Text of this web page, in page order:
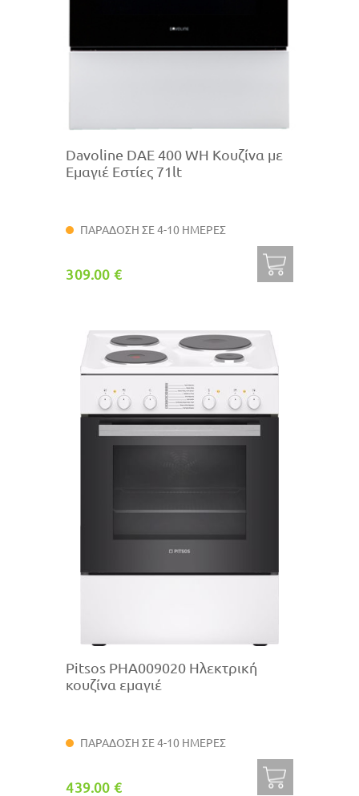
Davoline DAE 400 WH Κουζίνα με
Εμαγιέ Εστίες 71lt
ΠΑΡΑΔΟΣΗ ΣΕ 4-10 ΗΜΕΡΕΣ
309.00 €
Pitsos PHA009020 Ηλεκτρική
κουζίνα εμαγιέ
ΠΑΡΑΔΟΣΗ ΣΕ 4-10 ΗΜΕΡΕΣ
439.00 €